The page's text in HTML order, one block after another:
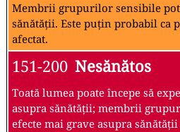
Membrii grupurilor sensibile pot
sănătății. Este puțin probabil ca
afectat.
151-200 Nesănătos
Toată lumea poate începe să
asupra sănătății; membrii
efecte mai grave asupra sănătății